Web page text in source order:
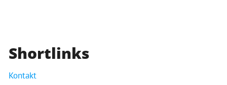
Shortlinks
Kontakt